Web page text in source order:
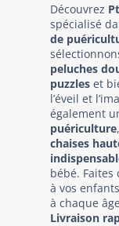
Découvrez
spécialisé
de
peluches
puzzles et
l’éveil et
également
puériculture
chaises
bébé. Faites
à vos
à chaque
Livraison